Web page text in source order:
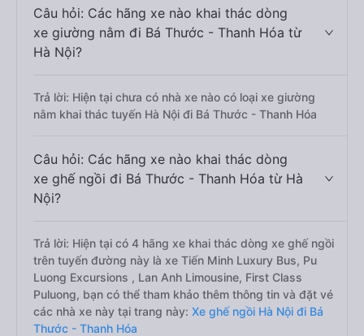
Câu hỏi: Các hãng xe nào khai thác dòng
xe giường nằm đi Bá Thước - Thanh Hóa từ
Hà Nội?
Trả lời: Hiện tại chưa có nhà xe nào có loại xe giường
nằm khai thác tuyến Hà Nội đi Bá Thước - Thanh Hóa
Câu hỏi: Các hãng xe nào khai thác dòng
xe ghế ngồi đi Bá Thước - Thanh Hóa từ Hà
Nội?
Trả lời: Hiện tại có 4 hãng xe khai thác dòng xe ghế ngồi
trên tuyến đường này là xe Tiến Minh Luxury Bus, Pu
Luong Excursions , Lan Anh Limousine, First Class
Puluong, bạn có thể tham khảo thêm thông tin và đặt vé
các nhà xe này tại trang này: Xe ghế ngồi Hà Nội đi Bá
Thước - Thanh Hóa